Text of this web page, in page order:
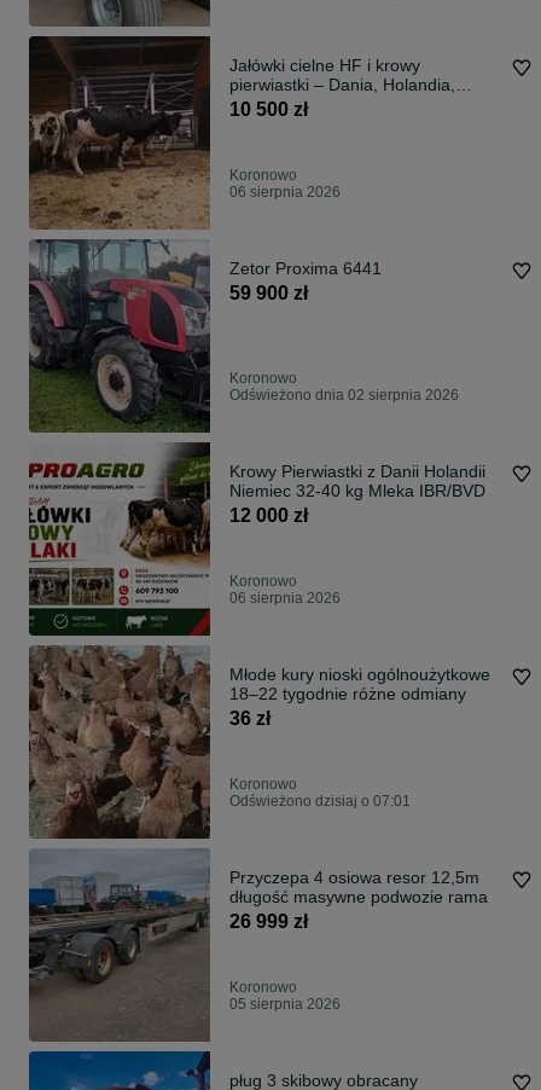
Jałówki cielne HF i krowy
pierwiastki – Dania, Holandia,
Niemcy Wysoka wydajność
10 500 zł
Koronowo
06 sierpnia 2026
Zetor Proxima 6441
59 900 zł
Koronowo
Odświeżono dnia 02 sierpnia 2026
Krowy Pierwiastki z Danii Holandii
Niemiec 32-40 kg Mleka IBR/BVD
12 000 zł
Koronowo
06 sierpnia 2026
Młode kury nioski ogólnoużytkowe
18–22 tygodnie różne odmiany
36 zł
Koronowo
Odświeżono dzisiaj o 07:01
Przyczepa 4 osiowa resor 12,5m
długość masywne podwozie rama
26 999 zł
Koronowo
05 sierpnia 2026
pług 3 skibowy obracany